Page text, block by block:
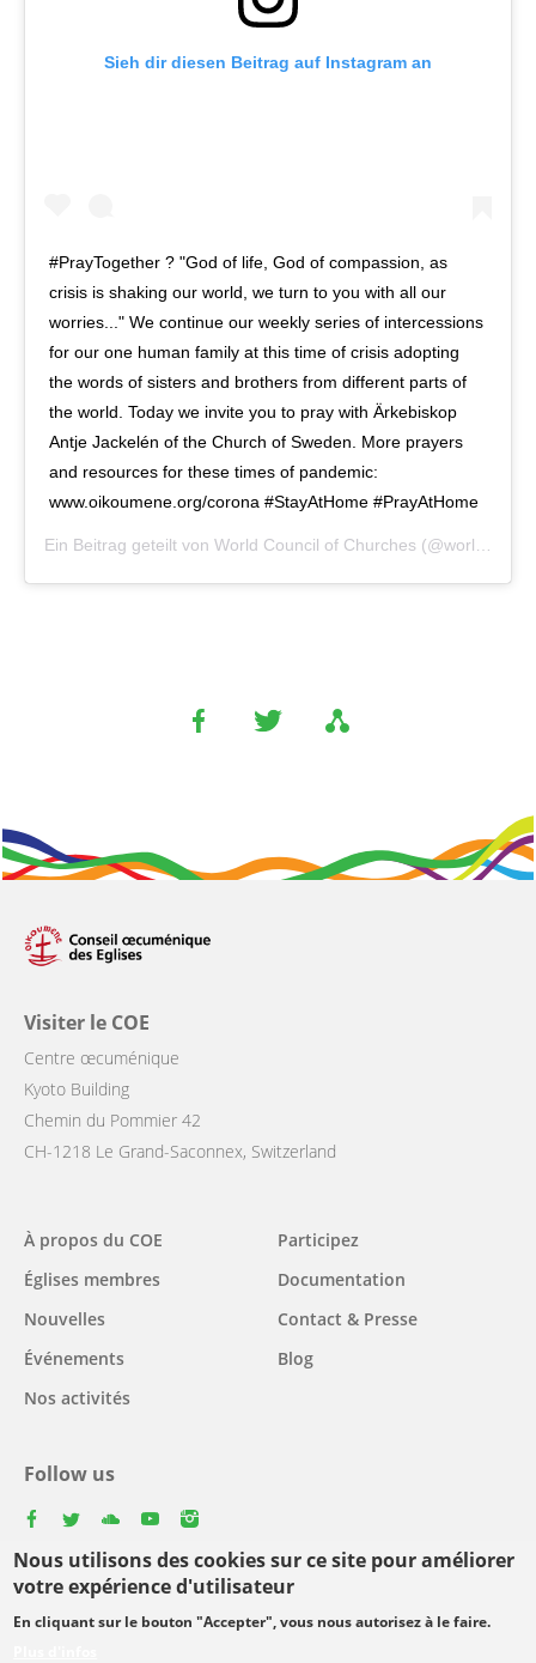
Nous utilisons des cookies sur ce site pour améliorer
votre expérience d'utilisateur
En cliquant sur le bouton "Accepter", vous nous autorisez à le faire.
Sieh dir diesen Beitrag auf Instagram an
#PrayTogether ? "God of life, God of compassion, as
crisis is shaking our world, we turn to you with all our
worries..." We continue our weekly series of intercessions
for our one human family at this time of crisis adopting
the words of sisters and brothers from different parts of
the world. Today we invite you to pray with Ärkebiskop
Antje Jackelén of the Church of Sweden. More prayers
and resources for these times of pandemic:
www.oikoumene.org/corona #StayAtHome #PrayAtHome
Ein Beitrag geteilt von World Council of Churches (@worldcouncilofchurches) am
Visiter le COE
Centre œcuménique
Kyoto Building
Chemin du Pommier 42
CH-1218 Le Grand-Saconnex, Switzerland
Main
navigation
À propos du COE
Églises membres
Nouvelles
Événements
Nos activités
Participez
Documentation
Contact & Presse
Blog
Follow us
Select
your
Footer